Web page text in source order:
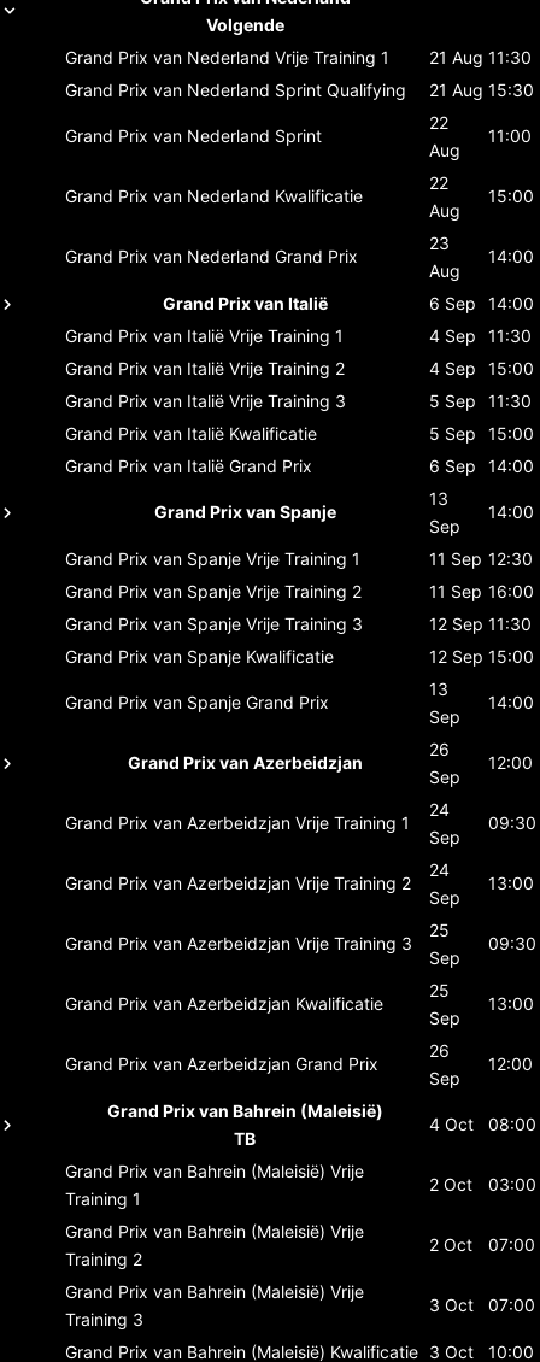
Volgende
Grand Prix van Nederland Vrije Training 1 21 Aug 11:30
Grand Prix van Nederland Sprint Qualifying 21 Aug 15:30
Grand Prix van Nederland Sprint
22
Aug
11:00
Grand Prix van Nederland Kwalificatie
22
Aug
15:00
Grand Prix van Nederland Grand Prix
23
Aug
14:00
Grand Prix van Italië 6 Sep
14:00
Grand Prix van Italië Vrije Training 1 4 Sep
11:30
Grand Prix van Italië Vrije Training 2 4 Sep
15:00
Grand Prix van Italië Vrije Training 3 5 Sep
11:30
Grand Prix van Italië Kwalificatie 5 Sep
15:00
Grand Prix van Italië Grand Prix 6 Sep 14:00
Grand Prix van Spanje
13
Sep
14:00
Grand Prix van Spanje Vrije Training 1 11 Sep 12:30
Grand Prix van Spanje Vrije Training 2 11 Sep 16:00
Grand Prix van Spanje Vrije Training 3 12 Sep 11:30
Grand Prix van Spanje Kwalificatie 12 Sep 15:00
Grand Prix van Spanje Grand Prix
13
Sep
14:00
Grand Prix van Azerbeidzjan
26
Sep
12:00
Grand Prix van Azerbeidzjan Vrije Training 1
24
Sep
09:30
Grand Prix van Azerbeidzjan Vrije Training 2
24
Sep
13:00
Grand Prix van Azerbeidzjan Vrije Training 3
25
Sep
09:30
Grand Prix van Azerbeidzjan Kwalificatie
25
Sep
13:00
Grand Prix van Azerbeidzjan Grand Prix
26
Sep
12:00
Grand Prix van Bahrein (Maleisië)
TB
4 Oct 08:00
Grand Prix van Bahrein (Maleisië) Vrije
Training 1
2 Oct 03:00
Grand Prix van Bahrein (Maleisië) Vrije
Training 2
2 Oct 07:00
Grand Prix van Bahrein (Maleisië) Vrije
Training 3
3 Oct 07:00
Grand Prix van Bahrein (Maleisië) Kwalificatie 3 Oct
10:00